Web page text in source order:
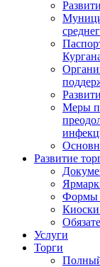
Меры
Развитие
Формы
Услуги
Торги